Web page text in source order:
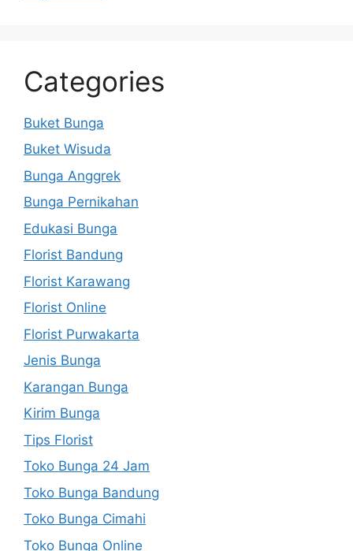
Categories
Buket Bunga
Buket Wisuda
Bunga Anggrek
Bunga Pernikahan
Edukasi Bunga
Florist Bandung
Florist Karawang
Florist Online
Florist Purwakarta
Jenis Bunga
Karangan Bunga
Kirim Bunga
Tips Florist
Toko Bunga 24 Jam
Toko Bunga Bandung
Toko Bunga Cimahi
Toko Bunga Online